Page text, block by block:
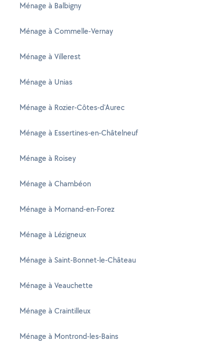
Ménage à Balbigny
Ménage à Commelle-Vernay
Ménage à Villerest
Ménage à Unias
Ménage à Rozier-Côtes-d'Aurec
Ménage à Essertines-en-Châtelneuf
Ménage à Roisey
Ménage à Chambéon
Ménage à Mornand-en-Forez
Ménage à Lézigneux
Ménage à Saint-Bonnet-le-Château
Ménage à Veauchette
Ménage à Craintilleux
Ménage à Montrond-les-Bains